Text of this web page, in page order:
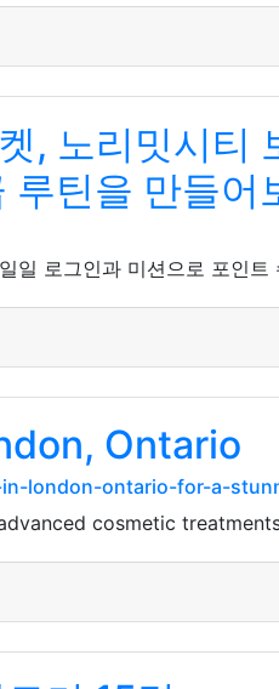
, 노리밋시티
틴을 만들어
일 로그인과 미션으로 포인트
Ontario
london-ontario-for-a-
cosmetic